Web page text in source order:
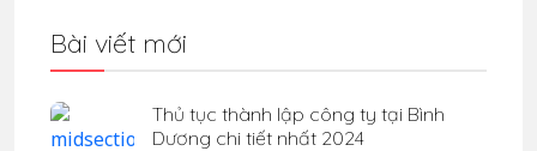
Bài viết mới
Thủ tục thành lập công ty tại Bình
Dương chi tiết nhất 2024